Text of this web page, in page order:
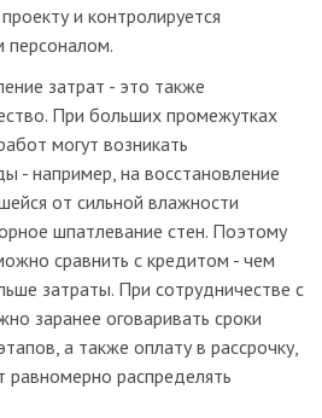
и контролируется
персоналом.
затрат - это также
При больших промежутках
могут возникать
- например, на восстановление
от сильной влажности
шпатлевание стен. Поэтому
сравнить с кредитом - чем
затраты. При сотрудничестве с
заранее оговаривать сроки
а также оплату в рассрочку,
равномерно распределять